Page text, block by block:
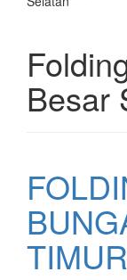
Besar
TIMUR